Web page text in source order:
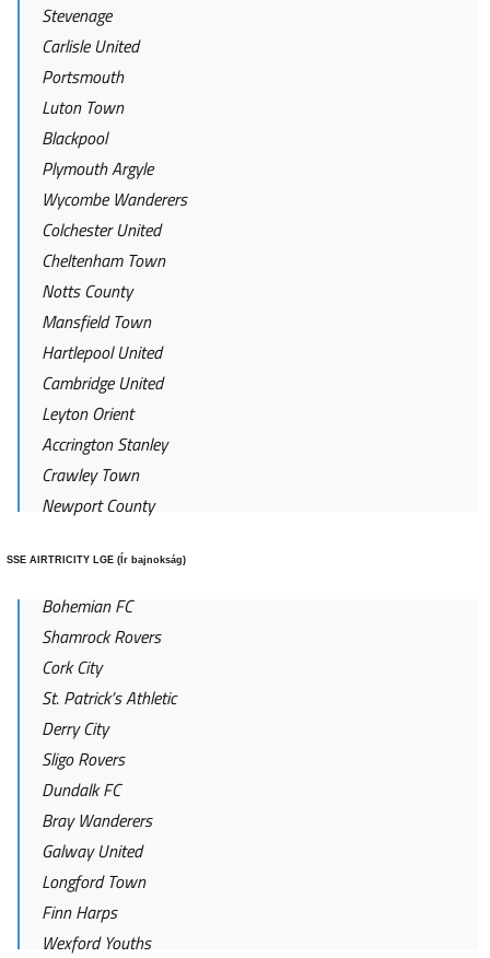
Stevenage
Carlisle United
Portsmouth
Luton Town
Blackpool
Plymouth Argyle
Wycombe Wanderers
Colchester United
Cheltenham Town
Notts County
Mansfield Town
Hartlepool United
Cambridge United
Leyton Orient
Accrington Stanley
Crawley Town
Newport County
SSE AIRTRICITY LGE (Ír bajnokság)
Bohemian FC
Shamrock Rovers
Cork City
St. Patrick’s Athletic
Derry City
Sligo Rovers
Dundalk FC
Bray Wanderers
Galway United
Longford Town
Finn Harps
Wexford Youths